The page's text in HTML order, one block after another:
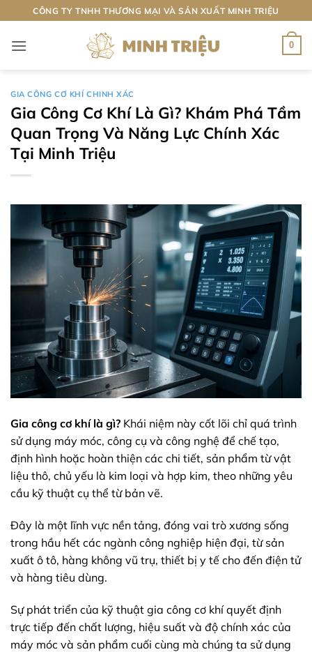
qua
nội
CÔNG TY TNHH THƯƠNG MẠI VÀ SẢN XUẤT MINH TRIỆU
0
GIA CÔNG CƠ KHÍ CHINH XÁC
Gia Công Cơ Khí Là Gì? Khám Phá Tầm
Quan Trọng Và Năng Lực Chính Xác
Tại Minh Triệu
Gia công cơ khí là gì? Khái niệm này cốt lõi chỉ quá trình
sử dụng máy móc, công cụ và công nghệ để chế tạo,
định hình hoặc hoàn thiện các chi tiết, sản phẩm từ vật
liệu thô, chủ yếu là kim loại và hợp kim, theo những yêu
cầu kỹ thuật cụ thể từ bản vẽ.
Đây là một lĩnh vực nền tảng, đóng vai trò xương sống
trong hầu hết các ngành công nghiệp hiện đại, từ sản
xuất ô tô, hàng không vũ trụ, thiết bị y tế cho đến điện tử
và hàng tiêu dùng.
Sự phát triển của kỹ thuật gia công cơ khí quyết định
trực tiếp đến chất lượng, hiệu suất và độ chính xác của
máy móc và sản phẩm cuối cùng mà chúng ta sử dụng